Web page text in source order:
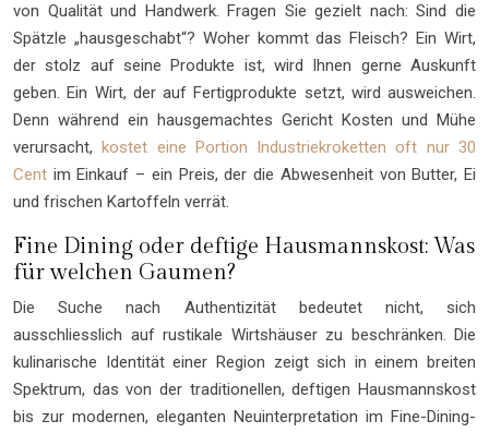
von Qualität und Handwerk. Fragen Sie gezielt nach: Sind die
Spätzle „hausgeschabt“? Woher kommt das Fleisch? Ein Wirt,
der stolz auf seine Produkte ist, wird Ihnen gerne Auskunft
geben. Ein Wirt, der auf Fertigprodukte setzt, wird ausweichen.
Denn während ein hausgemachtes Gericht Kosten und Mühe
verursacht,kostet eine Portion Industriekroketten oft nur 30
Cent im Einkauf – ein Preis, der die Abwesenheit von Butter, Ei
und frischen Kartoffeln verrät.
Fine Dining oder deftige Hausmannskost: Was
für welchen Gaumen?
Die Suche nach Authentizität bedeutet nicht, sich
ausschliesslich auf rustikale Wirtshäuser zu beschränken. Die
kulinarische Identität einer Region zeigt sich in einem breiten
Spektrum, das von der traditionellen, deftigen Hausmannskost
bis zur modernen, eleganten Neuinterpretation im Fine-Dining-